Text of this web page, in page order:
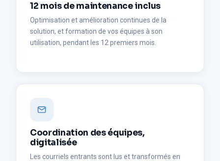
12 mois de maintenance inclus
Optimisation et amélioration continues de la
solution, et formation de vos équipes à son
utilisation, pendant les 12 premiers mois.
Coordination des équipes,
digitalisée
Les courriels entrants sont lus et transformés en